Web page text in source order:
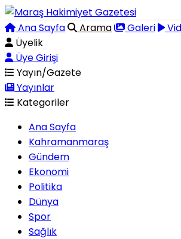
Ana Sayfa Arama Galeri
Üyelik
Üye Girişi
Yayın/Gazete
Yayınlar
Kategoriler
Ana Sayfa
Kahramanmaraş
Gündem
Ekonomi
Politika
Dünya
Spor
Sağlık